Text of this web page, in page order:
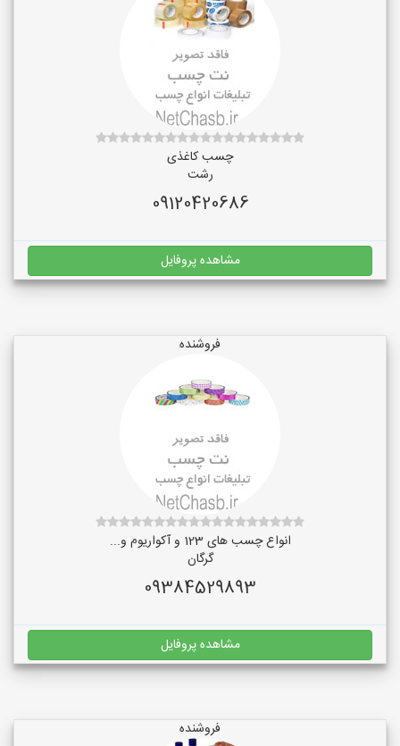
چسب کاغذی
رشت
09120420686
مشاهده پروفایل
فروشنده
انواع چسب های 123 و آکواریوم و...
گرگان
09384529893
مشاهده پروفایل
فروشنده